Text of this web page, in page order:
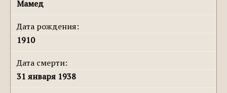
Мамед
Дата рождения:
1910
Дата смерти:
31 января 1938